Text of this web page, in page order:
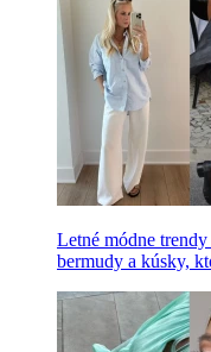
Letné módne
bermudy a kúsky,